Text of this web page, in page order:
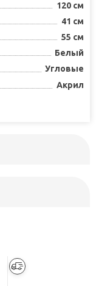
120 см
41 см
55 см
Белый
Угловые
Акрил